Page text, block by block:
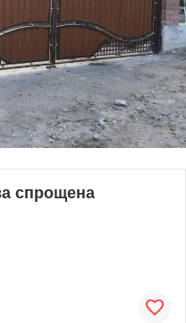
спрощена